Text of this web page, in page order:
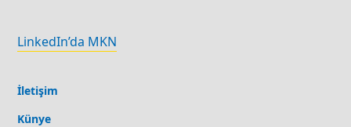
LinkedIn’da MKN
İletişim
Künye